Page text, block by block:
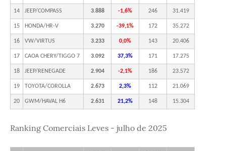
14 JEEP/COMPASS 3.888 -1,6% 246 31.419
15 HONDA/HR-V 3.270 -39,1% 172 35.272
16 VW/VIRTUS 3.233 0,0% 143 20.406
17 CAOA CHERY/TIGGO 7 3.092 37,3% 171 17.275
18 JEEP/RENEGADE 2.904 -2,1% 186 23.572
19 TOYOTA/COROLLA 2.673 2,3% 112 21.069
20 GWM/HAVAL H6 2.631 21,2% 148 15.304
Ranking Comerciais Leves - julho de 2025